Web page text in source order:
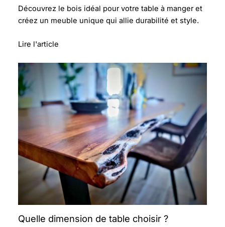
Découvrez le bois idéal pour votre table à manger et
créez un meuble unique qui allie durabilité et style.
Lire l'article
Quelle dimension de table choisir ?